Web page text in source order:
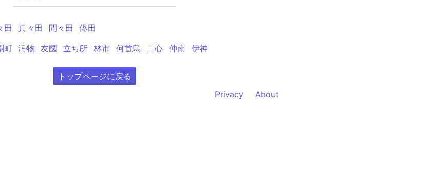
田 真々田 間々田
侭田
町 汚物 友國 立ち所 林市 何首烏 二心 仲南 伊神
トップページに戻る
Privacy About